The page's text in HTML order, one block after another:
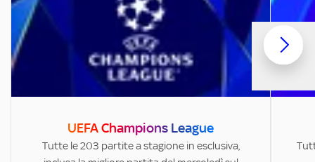
UEFA Champions League
Tutte le 203 partite a stagione in esclusiva,